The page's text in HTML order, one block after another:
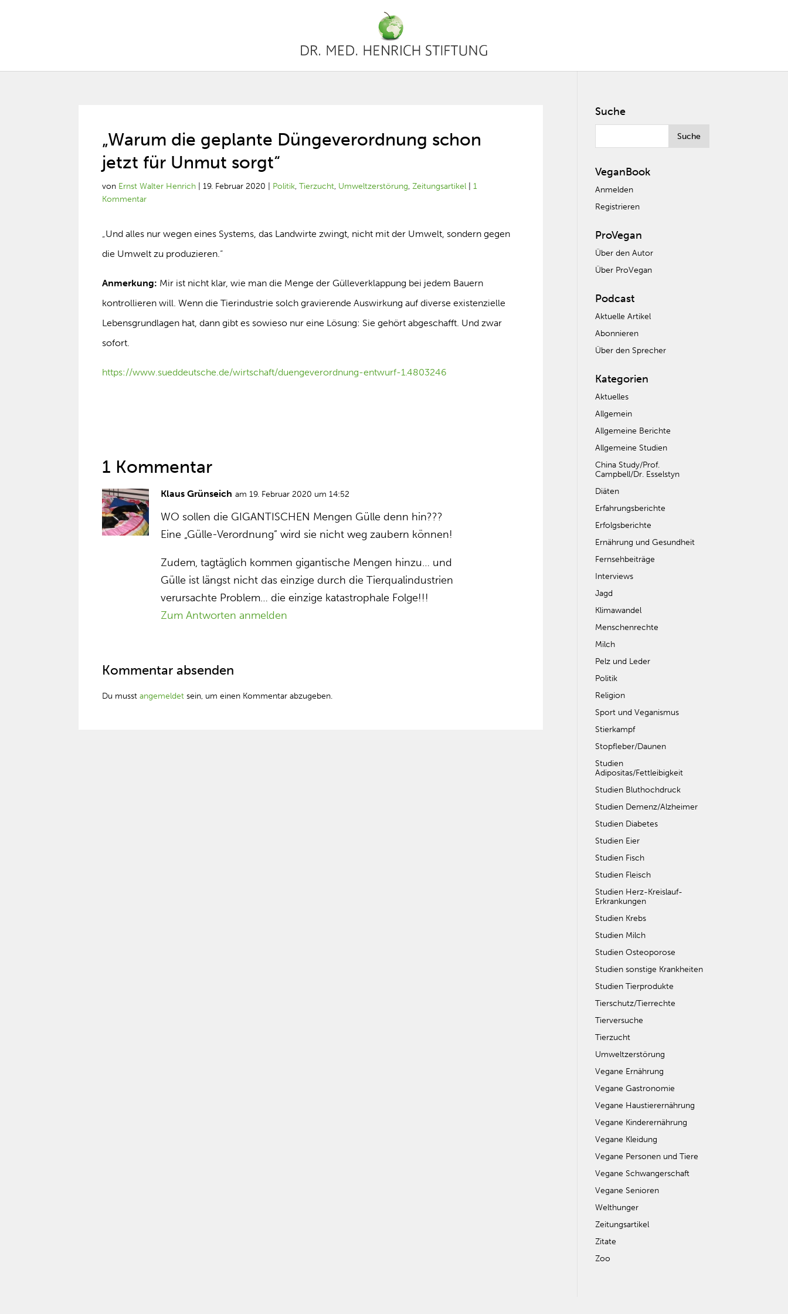
„Warum die geplante Düngeverordnung schon
jetzt für Unmut sorgt“
von Ernst Walter Henrich |19. Februar 2020 Politik,Tierzucht, Umweltzerstörung,Zeitungsartikel |1
Kommentar
„Und alles nur wegen eines Systems, das Landwirte zwingt, nicht mit der Umwelt, sondern gegen
die Umwelt zu produzieren.“
Anmerkung: Mir ist nicht klar, wie man die Menge der Gülleverklappung bei jedem Bauern
kontrollieren will. Wenn die Tierindustrie solch gravierende Auswirkung auf diverse existenzielle
Lebensgrundlagen hat, dann gibt es sowieso nur eine Lösung: Sie gehört abgeschafft. Und zwar
sofort.
https://www.sueddeutsche.de/wirtschaft/duengeverordnung-entwurf-1.4803246
1 Kommentar
Klaus Grünseich am 19. Februar 2020 um 14:52
WO sollen die GIGANTISCHEN Mengen Gülle denn hin???
Eine „Gülle-Verordnung” wird sie nicht weg zaubern können!
Zudem, tagtäglich kommen gigantische Mengen hinzu… und
Gülle ist längst nicht das einzige durch die Tierqualindustrien
verursachte Problem… die einzige katastrophale Folge!!!
Zum Antworten anmelden
Kommentar absenden
Du musstangemeldet sein, um einen Kommentar abzugeben.
Suche
VeganBook
Anmelden
Registrieren
ProVegan
Über den Autor
Über ProVegan
Podcast
Aktuelle Artikel
Abonnieren
Über den Sprecher
Kategorien
Aktuelles
Allgemein
Allgemeine Berichte
Allgemeine Studien
China Study/Prof.
Campbell/Dr. Esselstyn
Diäten
Erfahrungsberichte
Erfolgsberichte
Ernährung und Gesundheit
Fernsehbeiträge
Interviews
Jagd
Klimawandel
Menschenrechte
Milch
Pelz und Leder
Politik
Religion
Sport und Veganismus
Stierkampf
Stopfleber/Daunen
Studien
Adipositas/Fettleibigkeit
Studien Bluthochdruck
Studien Demenz/Alzheimer
Studien Diabetes
Studien Eier
Studien Fisch
Studien Fleisch
Studien Herz-Kreislauf-
Erkrankungen
Studien Krebs
Studien Milch
Studien Osteoporose
Studien sonstige Krankheiten
Studien Tierprodukte
Tierschutz/Tierrechte
Tierversuche
Tierzucht
Umweltzerstörung
Vegane Ernährung
Vegane Gastronomie
Vegane Haustierernährung
Vegane Kinderernährung
Vegane Kleidung
Vegane Personen und Tiere
Vegane Schwangerschaft
Vegane Senioren
Welthunger
Zeitungsartikel
Zitate
Zoo